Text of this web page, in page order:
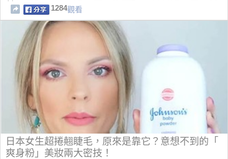
慧」
1284觀看
日本女生超捲翹睫毛，原來是靠它？意想不到的「
爽身粉」美妝兩大密技！